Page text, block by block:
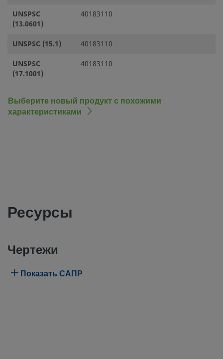
UNSPSC
(13.0601)
40183110
UNSPSC (15.1)
40183110
UNSPSC
(17.1001)
40183110
Выберите новый продукт с похожими
характеристиками
Ресурсы
Чертежи
Показать САПР